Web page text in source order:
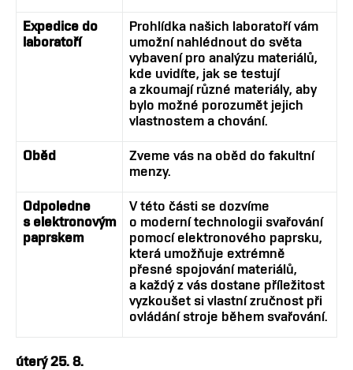
Expedice do
laboratoří
Prohlídka našich laboratoří vám
umožní nahlédnout do světa
vybavení pro analýzu materiálů,
kde uvidíte, jak se testují
a zkoumají různé materiály, aby
bylo možné porozumět jejich
vlastnostem a chování.
Oběd
Zveme vás na oběd do fakultní
menzy.
Odpoledne
s elektronovým
paprskem
V této části se dozvíme
o moderní technologii svařování
pomocí elektronového paprsku,
která umožňuje extrémně
přesné spojování materiálů,
a každý z vás dostane příležitost
vyzkoušet si vlastní zručnost při
ovládání stroje během svařování.
úterý 25. 8.